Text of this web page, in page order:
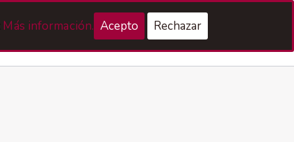
Más información. Acepto Rechazar